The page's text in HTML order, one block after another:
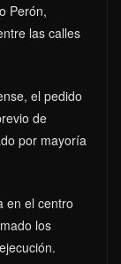
Perón,
las calles
el pedido
de
por mayoría
en el centro
los